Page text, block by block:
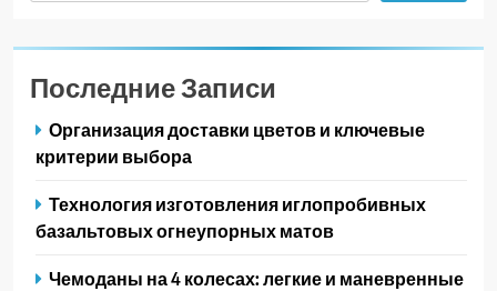
Последние Записи
Организация доставки цветов и ключевые
критерии выбора
Технология изготовления иглопробивных
базальтовых огнеупорных матов
Чемоданы на 4 колесах: легкие и маневренные